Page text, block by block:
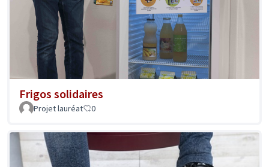
Frigos solidaires
Projet lauréat 0